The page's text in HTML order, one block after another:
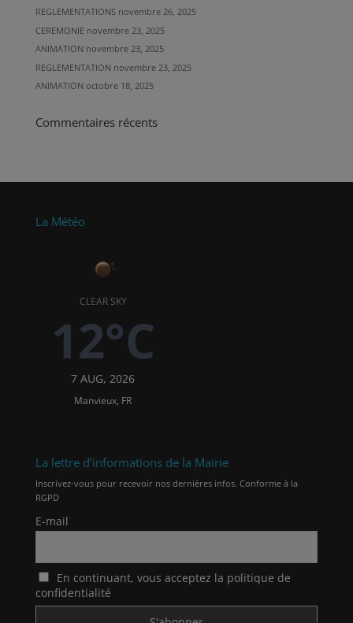
REGLEMENTATIONS novembre 26, 2025
CEREMONIE novembre 23, 2025
ANIMATION novembre 23, 2025
REGLEMENTATION novembre 23, 2025
ANIMATION octobre 18, 2025
Commentaires récents
La Météo
CLEAR SKY
12°C
7 AUG, 2026
Manvieux, FR
La lettre d’informations de la Mairie
Inscrivez-vous pour recevoir nos dernières infos. Conforme à la
RGPD
E-mail
En continuant, vous acceptez la politique de
confidentialité